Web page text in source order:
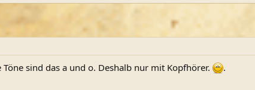
sind das a und o. Deshalb nur mit Kopfhörer. .